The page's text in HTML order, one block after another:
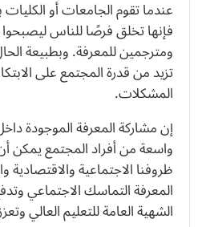
عندما تقوم الجامعات أو
فإنها تخلق فرصًا للناس
ومترجمين للمعرفة. وبطبيعة
تزيد من قدرة المجتمع على
المشكلات.
إن مشاركة المعرفة الموجودة
واسعة من أفراد المجتمع يمكن
ظروفنا الاجتماعية والاقتصادية
المعرفة التماسك الاجتماعي
الشهية العامة للتعليم العالي